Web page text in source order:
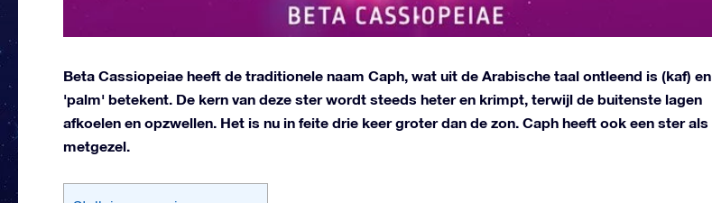
Beta Cassiopeiae heeft de traditionele naam Caph, wat uit de Arabische taal ontleend is (kaf) en
'palm' betekent. De kern van deze ster wordt steeds heter en krimpt, terwijl de buitenste lagen
afkoelen en opzwellen. Het is nu in feite drie keer groter dan de zon. Caph heeft ook een ster als
metgezel.